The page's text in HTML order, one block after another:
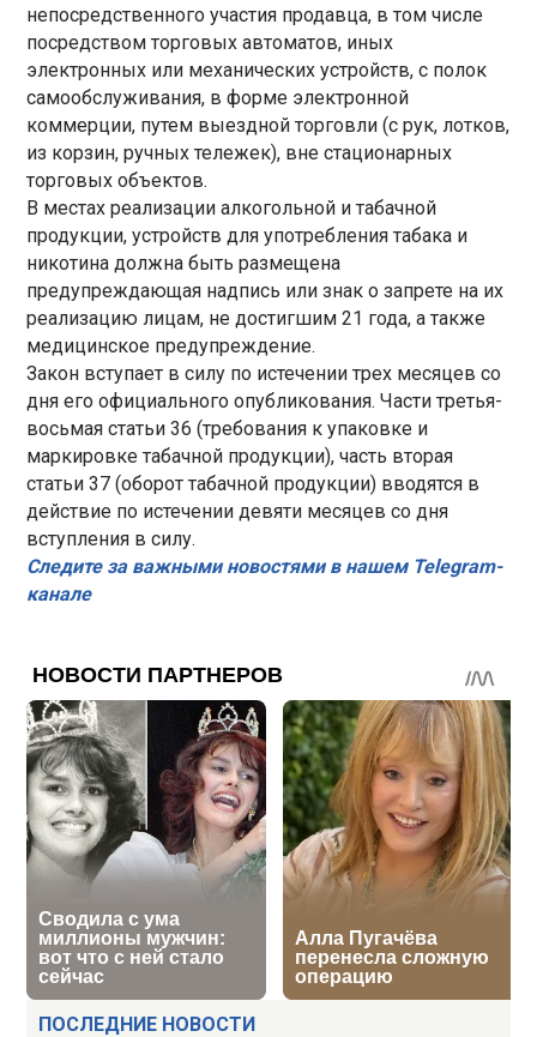
ПОСЛЕДНИЕ НОВОСТИ
непосредственного участия продавца, в том числе
посредством торговых автоматов, иных
электронных или механических устройств, с полок
самообслуживания, в форме электронной
коммерции, путем выездной торговли (с рук, лотков,
из корзин, ручных тележек), вне стационарных
торговых объектов.
В местах реализации алкогольной и табачной
продукции, устройств для употребления табака и
никотина должна быть размещена
предупреждающая надпись или знак о запрете на их
реализацию лицам, не достигшим 21 года, а также
медицинское предупреждение.
Закон вступает в силу по истечении трех месяцев со
дня его официального опубликования. Части третья-
восьмая статьи 36 (требования к упаковке и
маркировке табачной продукции), часть вторая
статьи 37 (оборот табачной продукции) вводятся в
действие по истечении девяти месяцев со дня
вступления в силу.
Следите за важными новостями в нашем Telegram-
канале